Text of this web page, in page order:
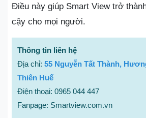
Điều này giúp Smart View trở
cậy cho mọi người.
Thông tin liên hệ
Địa chỉ: 55 Nguyễn Tất Thành,
Thiên Huế
Điện thoại: 0965 044 447
Fanpage: Smartview.com.vn